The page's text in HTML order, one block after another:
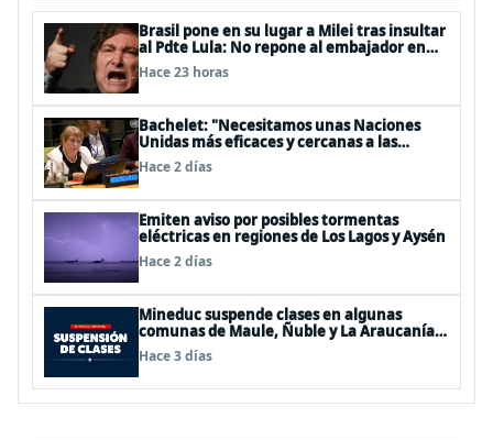
Brasil pone en su lugar a Milei tras insultar
al Pdte Lula: No repone al embajador en
BBSS y rebaja la relación bilateral
Hace 23 horas
Bachelet: "Necesitamos unas Naciones
Unidas más eficaces y cercanas a las
personas"
Hace 2 días
Emiten aviso por posibles tormentas
eléctricas en regiones de Los Lagos y Aysén
Hace 2 días
Mineduc suspende clases en algunas
comunas de Maule, Ñuble y La Araucanía
para este lunes
Hace 3 días